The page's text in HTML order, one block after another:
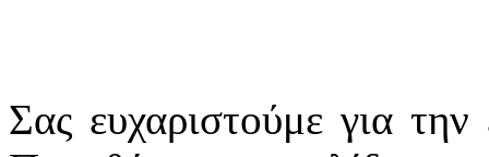
Σας ευχαριστούμε για